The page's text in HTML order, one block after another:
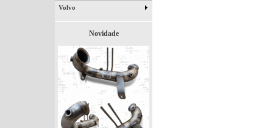
Volvo
Novidade